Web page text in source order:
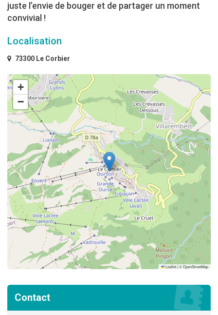
juste l’envie de bouger et de partager un moment
convivial !
Localisation
73300 Le Corbier
+
−
Leaflet|©OpenStreetMap
Contact